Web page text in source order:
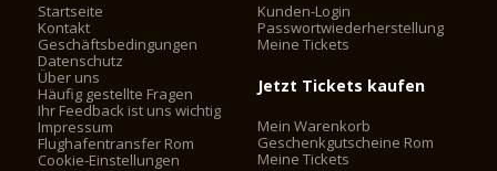
Startseite
Kontakt
Geschäftsbedingungen
Datenschutz
Über uns
Häufig gestellte Fragen
Ihr Feedback ist uns wichtig
Impressum
Flughafentransfer Rom
Cookie-Einstellungen
Kunden-Login
Passwortwiederherstellung
Meine Tickets
Jetzt Tickets kaufen
Mein Warenkorb
Geschenkgutscheine Rom
Meine Tickets